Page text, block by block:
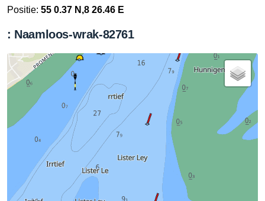
Positie: 55 0.37 N,8 26.46 E
: Naamloos-wrak-82761